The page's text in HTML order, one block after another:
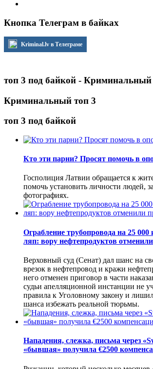
Кнопка Телеграм в байках
Kriminal.lv в Телеграме
топ 3 под байкой - Криминальный
Криминальный топ 3
топ 3 под байкой
Кто эти парни? Просят помочь в
Госполиция Латвии обращается к
помочь установить личности людей,
фотографиях.
Ограбление трубопровода на 25
ляп: вору нефтепродуктов
Верховный суд (Сенат) дал шанс на
врезок в нефтепровод и кражи
него отменен приговор в части
судьи апелляционной инстанции не
правила к Уголовному закону и
шанса избежать реальной тюрьмы.
Нападения, слежка, письма через
«бывшая» получила €2500